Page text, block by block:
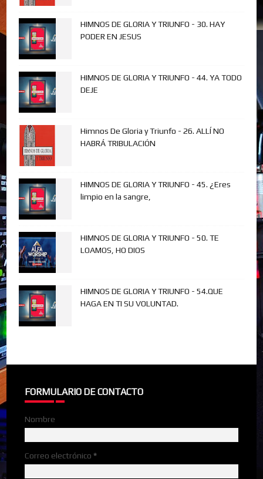
HIMNOS DE GLORIA Y TRIUNFO - 30. HAY
PODER EN JESUS
HIMNOS DE GLORIA Y TRIUNFO - 44. YA TODO
DEJE
Himnos De Gloria y Triunfo - 26. ALLÍ NO
HABRÁ TRIBULACIÓN
HIMNOS DE GLORIA Y TRIUNFO - 45. ¿Eres
limpio en la sangre,
HIMNOS DE GLORIA Y TRIUNFO - 50. TE
LOAMOS, HO DIOS
HIMNOS DE GLORIA Y TRIUNFO - 54.QUE
HAGA EN TI SU VOLUNTAD.
FORMULARIO DE CONTACTO
Nombre
Correo electrónico*